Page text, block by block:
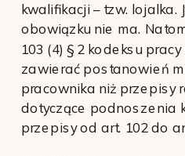
kwalifikacji – tzw. lojalka.
obowiązku nie ma.
103 (4) § 2 kodeksu
zawierać postanowień
pracownika niż przepisy
dotyczące podnoszenia
przepisy od art. 102 do